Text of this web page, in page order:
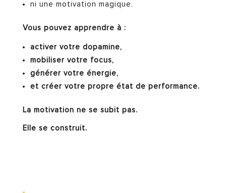
ni une motivation magique.
Vous pouvez apprendre à :
activer votre dopamine,
mobiliser votre focus,
générer votre énergie,
et créer votre propre état de performance.
La motivation ne se subit pas.
Elle se construit.